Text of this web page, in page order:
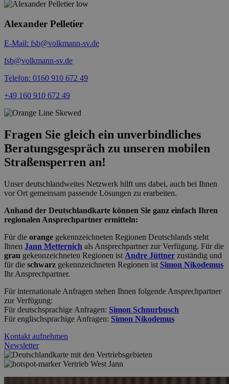
Alexander Pelletier
E-Mail: fsb@volkmann-sv.de
fsb@volkmann-sv.de
Telefon: 0160 910 672 49
+49 160 910 672 49
Fragen Sie gleich ein unverbindliches
Beratungsgespräch zu unseren mobilen
Straßensperren an!
Unser deutschlandweites Netzwerk hilft uns dabei, auch bei Ihnen
vor Ort gemeinsam passende Lösungen zu erarbeiten.
Anhand der Deutschlandkarte können Sie ganz einfach Ihren
regionalen Ansprechpartner ermitteln:
Für die orange gekennzeichneten Regionen Deutschlands steht
Ihnen Jann Metternich als Ansprechpartner zur Verfügung. Für die
grau gekennzeichneten Regionen ist Andre Jüttner zuständig und
für die schwarz gekennzeichneten Regionen ist Simon Nikodemus
Ihr Ansprechpartner.
Für internationale Anfragen stehen Ihnen folgende Ansprechpartner
zur Verfügung:
Für deutschsprachige Anfragen: Simon Schnurbusch
Für englischsprachige Anfragen: Simon Nikodemus
Kontakt aufnehmen
Newsletter
Vertrieb West Jann